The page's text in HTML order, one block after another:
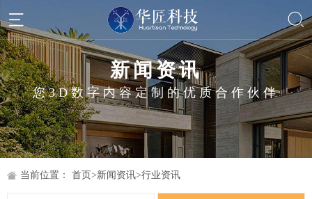
新闻资讯
您3D数字内容定制的优质合作伙伴
当前位置： 首页>新闻资讯>行业资讯